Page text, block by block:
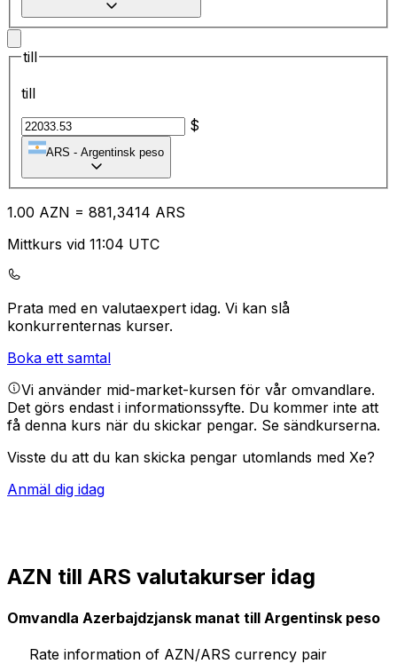
till
till
$
ARS - Argentinsk peso
1.00 AZN = 881,3414 ARS
Mittkurs vid 11:04 UTC
Prata med en valutaexpert idag. Vi kan slå
konkurrenternas kurser.
Boka ett samtal
Vi använder mid-market-kursen för vår omvandlare.
Det görs endast i informationssyfte. Du kommer inte att
få denna kurs när du skickar pengar. Se sändkurserna.
Visste du att du kan skicka pengar utomlands med Xe?
Anmäl dig idag
AZN till ARS valutakurser idag
Omvandla Azerbajdzjansk manat till Argentinsk peso
Rate information of AZN/ARS currency pair